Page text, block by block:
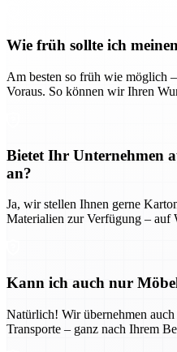
Wie früh sollte ich
Am besten so früh wie möglich
Voraus. So können wir Ihren
Bietet Ihr Unternehmen
an?
Ja, wir stellen Ihnen gerne
Materialien zur Verfügung – auf
Kann ich auch nur
Natürlich! Wir übernehmen
Transporte – ganz nach Ihrem